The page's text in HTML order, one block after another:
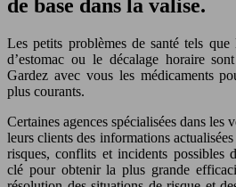
de base dans la valise.
Les petits problèmes de santé tels
d’estomac ou le décalage horaire
Gardez avec vous les médicaments
plus courants.
Certaines agences spécialisées dans les
leurs clients des informations
risques, conflits et incidents possibles
clé pour obtenir la plus grande